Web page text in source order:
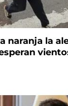
naranja la